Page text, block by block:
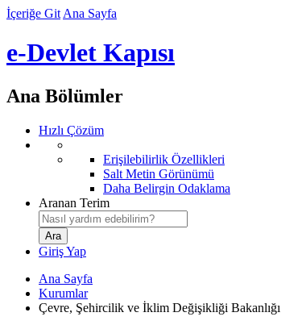
İçeriğe Git Ana Sayfa
e-Devlet Kapısı
Ana Bölümler
Hızlı Çözüm
Erişilebilirlik Özellikleri
Salt Metin Görünümü
Daha Belirgin Odaklama
Aranan Terim
Giriş Yap
Ana Sayfa
Kurumlar
Çevre, Şehircilik ve İklim Değişikliği Bakanlığı